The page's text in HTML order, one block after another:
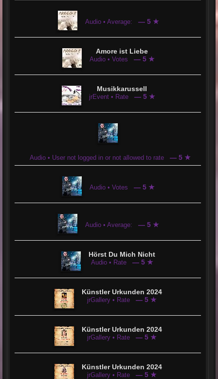
seine/ihre Lieblingssendung raus zu suchen
und die Zeit mit Schausteller Radio zu genießen.
Natürlich besitzt Schausteller Radio
Hier wird zu Anfang gleich auf den
Jugendschutz aufmerksam gemacht.
Mit einer Registrierung oder auch als Gast
ist man hier Herzlich Willkommen.
Die User im Chat sind sehr nett und zuvorkommend.
Die Musik kommt klar und deutlich rüber
und es macht Spaß hier zu sein.
Audio • Average: — 5 ★
Amore ist Liebe
Audio • Votes — 5 ★
Musikkarussell
jrEvent • Rate — 5 ★
Audio • User not logged in or not allowed to rate — 5 ★
Audio • Votes — 5 ★
Audio • Average: — 5 ★
Hörst Du Mich Nicht
Audio • Rate — 5 ★
Künstler Urkunden 2024
jrGallery • Rate — 5 ★
Künstler Urkunden 2024
jrGallery • Rate — 5 ★
Künstler Urkunden 2024
jrGallery • Rate — 5 ★